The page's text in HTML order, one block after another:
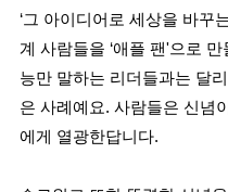
‘그 아이디어로 세상을 바꾸
계 사람들을 ‘애플 팬'으로
능만 말하는 리더들과는 달
은 사례예요. 사람들은 신념
에게 열광한답니다.